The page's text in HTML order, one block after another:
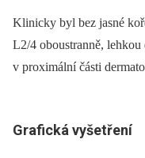
Klinicky byl bez jasné
L2/4 oboustranně, lehkou
v proximální části
Grafická vyšetření